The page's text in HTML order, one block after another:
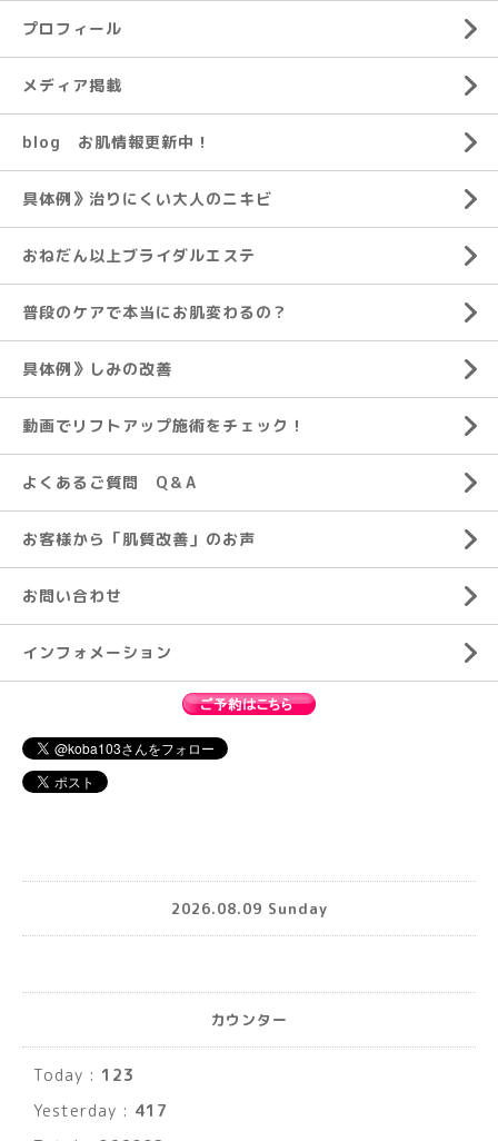
プロフィール
メディア掲載
blog お肌情報更新中！
具体例》治りにくい大人のニキビ
おねだん以上ブライダルエステ
普段のケアで本当にお肌変わるの？
具体例》しみの改善
動画でリフトアップ施術をチェック！
よくあるご質問 Q＆A
お客様から「肌質改善」のお声
お問い合わせ
インフォメーション
2026.08.09 Sunday
カウンター
Today : 123
Yesterday : 417